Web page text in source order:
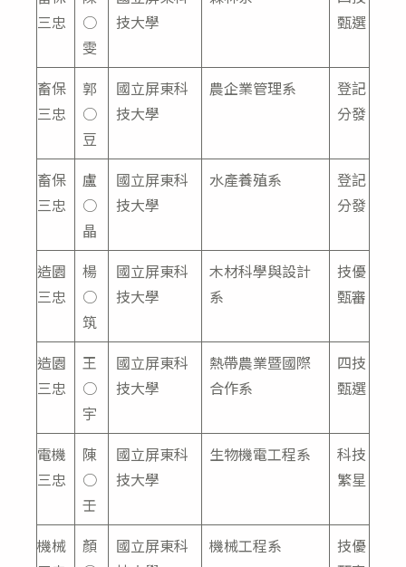
三忠
○
雯
技大學
甄選
畜保
三忠
郭
○
豆
國立屏東科
技大學
農企業管理系
登記
分發
畜保
三忠
盧
○
晶
國立屏東科
技大學
水產養殖系
登記
分發
造園
三忠
楊
○
筑
國立屏東科
技大學
木材科學與設計
系
技優
甄審
造園
三忠
王
○
宇
國立屏東科
技大學
熱帶農業暨國際
合作系
四技
甄選
電機
三忠
陳
○
壬
國立屏東科
技大學
生物機電工程系
科技
繁星
機械
顏
國立屏東科
機械工程系
技優